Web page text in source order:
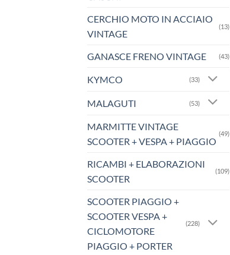
CERCHIO MOTO IN ACCIAIO
VINTAGE
(13)
GANASCE FRENO VINTAGE (43)
KYMCO (33)
MALAGUTI (53)
MARMITTE VINTAGE
SCOOTER + VESPA + PIAGGIO
(49)
RICAMBI + ELABORAZIONI
SCOOTER
(109)
SCOOTER PIAGGIO +
SCOOTER VESPA +
CICLOMOTORE
PIAGGIO + PORTER
(228)